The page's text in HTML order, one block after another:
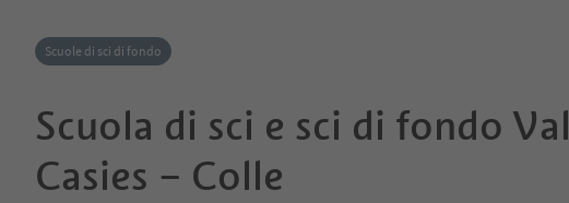
Scuole di sci di fondo
Scuola di sci e sci di fondo Val
Casies – Colle